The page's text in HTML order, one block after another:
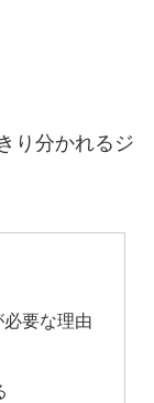
り分かれるジ
要な理由